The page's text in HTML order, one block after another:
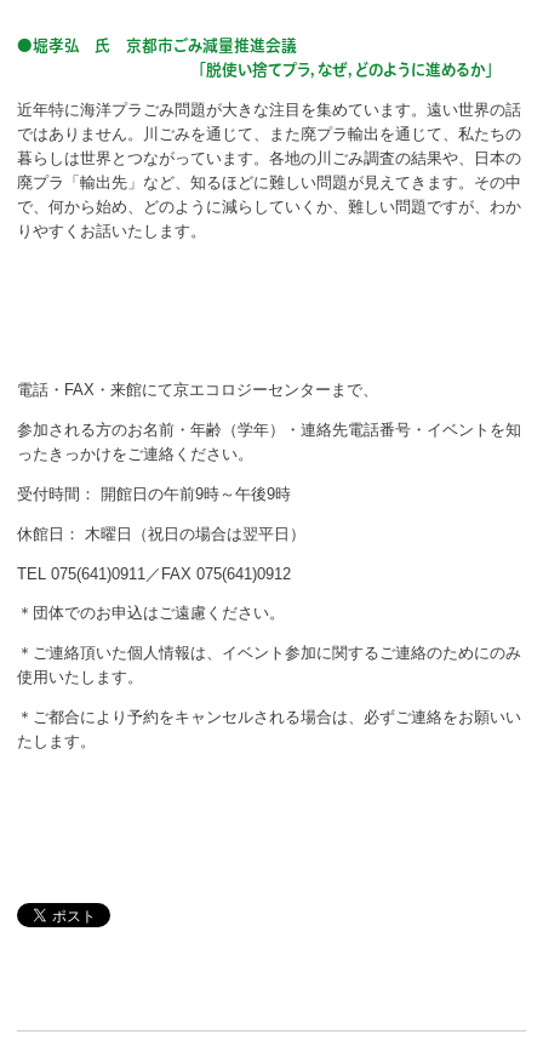
●堀孝弘 氏 京都市ごみ減量推進会議
「脱使い捨てプラ，なぜ，どのように進めるか」
近年特に海洋プラごみ問題が大きな注目を集めています。遠い世界の話
ではありません。川ごみを通じて、また廃プラ輸出を通じて、私たちの
暮らしは世界とつながっています。各地の川ごみ調査の結果や、日本の
廃プラ「輸出先」など、知るほどに難しい問題が見えてきます。その中
で、何から始め、どのように減らしていくか、難しい問題ですが、わか
りやすくお話いたします。
電話・FAX・来館にて京エコロジーセンターまで、
参加される方のお名前・年齢（学年）・連絡先電話番号・イベントを知
ったきっかけをご連絡ください。
受付時間： 開館日の午前9時～午後9時
休館日： 木曜日（祝日の場合は翌平日）
TEL 075(641)0911／FAX 075(641)0912
＊団体でのお申込はご遠慮ください。
＊ご連絡頂いた個人情報は、イベント参加に関するご連絡のためにのみ
使用いたします。
＊ご都合により予約をキャンセルされる場合は、必ずご連絡をお願いい
たします。